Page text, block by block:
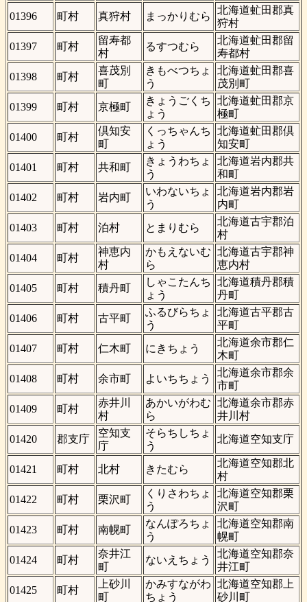
01396 町村 真狩村 まっかりむら
北海道虻田郡真
狩村
01397
町村
留寿都
村
るすつむら
北海道虻田郡留
寿都村
01398
町村
喜茂別
町
きもべつちょ
う
北海道虻田郡喜
茂別町
01399
町村 京極町
きょうごくち
ょう
北海道虻田郡京
極町
01400
町村
倶知安
町
くっちゃんち
ょう
北海道虻田郡倶
知安町
01401
町村 共和町
きょうわちょ
う
北海道岩内郡共
和町
01402
町村 岩内町
いわないちょ
う
北海道岩内郡岩
内町
01403
町村 泊村 とまりむら
北海道古宇郡泊
村
01404
町村
神恵内
村
かもえないむ
ら
北海道古宇郡神
恵内村
01405
町村 積丹町
しゃこたんち
ょう
北海道積丹郡積
丹町
01406
町村 古平町
ふるびらちょ
う
北海道古平郡古
平町
01407
町村 仁木町 にきちょう
北海道余市郡仁
木町
01408
町村 余市町 よいちちょう
北海道余市郡余
市町
01409
町村
赤井川
村
あかいがわむ
ら
北海道余市郡赤
井川村
01420
郡支庁
空知支
庁
そらちしちょ
う
北海道空知支庁
01421 町村 北村 きたむら
北海道空知郡北
村
01422
町村 栗沢町
くりさわちょ
う
北海道空知郡栗
沢町
01423
町村 南幌町
なんぽろちょ
う
北海道空知郡南
幌町
01424
町村
奈井江
町
ないえちょう
北海道空知郡奈
井江町
01425
町村
上砂川
町
かみすながわ
ちょう
北海道空知郡上
砂川町